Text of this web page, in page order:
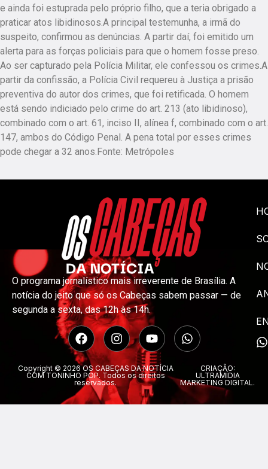
e ainda foi estuprada pelo próprio filho, que a teria obrigado a
praticar atos libidinosos.A principal testemunha, a irmã do
suspeito, confirmou as denúncias. A partir daí, foi emitido um
alerta para as forças policiais para que o homem fosse preso.
Ao ser capturado pela Polícia Militar, ele confessou os crimes.A
partir da confissão, a Polícia Civil requereu à Justiça a prisão
preventiva do autor dos crimes, que foi retificada. O homem
está sendo indiciado pelo crime do art. 213 (ato libidinoso),
combinado com o art. 61, inciso II, alínea f, combinado com o art.
147, ambos do Código Penal. A pena total por esses crimes
pode chegar a 32 anos.Fonte: Metrópoles
O programa jornalístico mais irreverente de Brasília. A
notícia do jeito que só os Cabeças sabem passar — de
segunda a sexta, das 12h às 14h.
Copyright © 2026 OS CABEÇAS DA NOTÍCIA
COM TONINHO POP. Todos os direitos
reservados.
CRIAÇÃO:
ULTRAMÍDIA
MARKETING DIGITAL.